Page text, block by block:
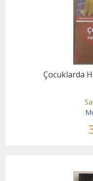
Çocuklarda